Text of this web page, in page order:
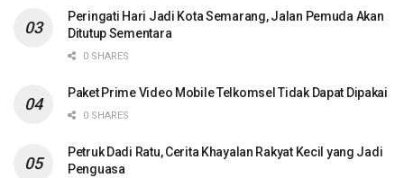
Peringati Hari Jadi Kota Semarang, Jalan Pemuda Akan
Ditutup Sementara
0 SHARES
Paket Prime Video Mobile Telkomsel Tidak Dapat Dipakai
0 SHARES
Petruk Dadi Ratu, Cerita Khayalan Rakyat Kecil yang Jadi
Penguasa